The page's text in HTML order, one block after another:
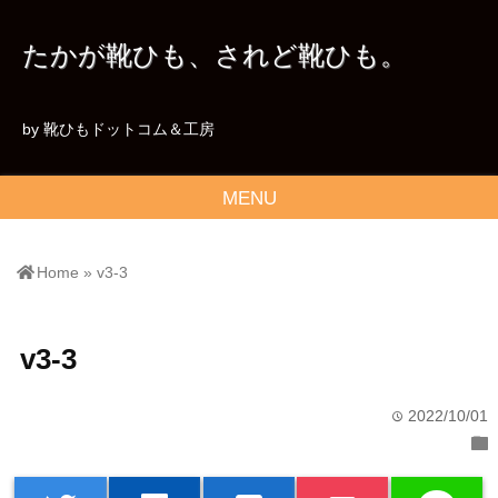
たかが靴ひも、されど靴ひも。
by 靴ひもドットコム＆工房
MENU
Home »v3-3
v3-3
time 2022/10/01
folder